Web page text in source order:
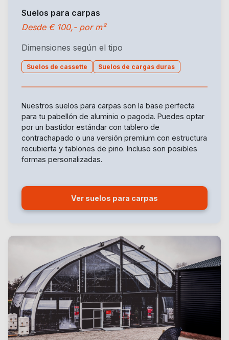
Suelos para carpas
Desde € 100,- por m²
Dimensiones según el tipo
Suelos de cassette Suelos de cargas duras
Nuestros suelos para carpas son la base perfecta
para tu pabellón de aluminio o pagoda. Puedes optar
por un bastidor estándar con tablero de
contrachapado o una versión premium con estructura
recubierta y tablones de pino. Incluso son posibles
formas personalizadas.
Ver suelos para carpas